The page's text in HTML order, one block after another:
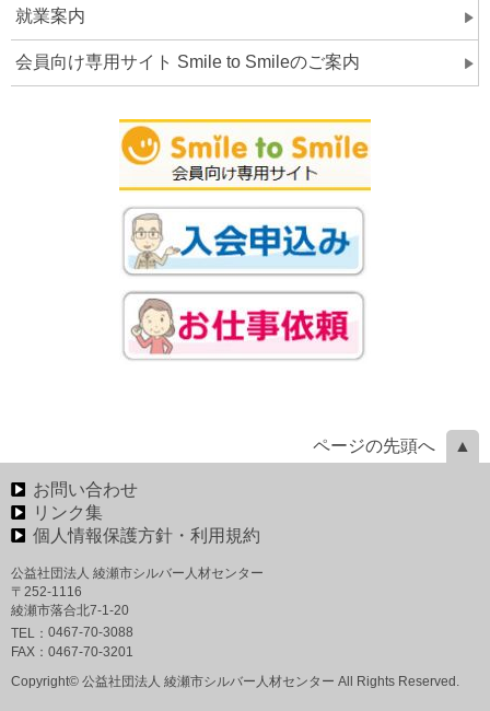
就業案内
会員向け専用サイト Smile to Smileのご案内
ページの先頭へ
お問い合わせ
リンク集
個人情報保護方針・利用規約
公益社団法人 綾瀬市シルバー人材センター
〒252-1116
綾瀬市落合北7-1-20
TEL： 0467-70-3088
FAX： 0467-70-3201
Copyright© 公益社団法人 綾瀬市シルバー人材センター All Rights Reserved.